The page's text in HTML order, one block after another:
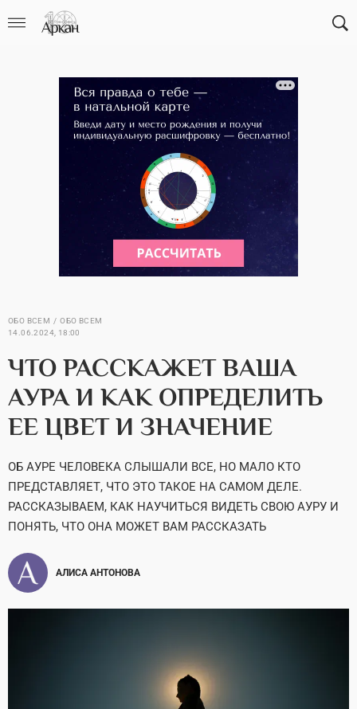
ОБО ВСЕМ
ОБО ВСЕМ
14.06.2024, 18:00
ЧТО РАССКАЖЕТ ВАША
АУРА И КАК ОПРЕДЕЛИТЬ
ЕЕ ЦВЕТ И ЗНАЧЕНИЕ
ОБ АУРЕ ЧЕЛОВЕКА СЛЫШАЛИ ВСЕ, НО МАЛО КТО
ПРЕДСТАВЛЯЕТ, ЧТО ЭТО ТАКОЕ НА САМОМ ДЕЛЕ.
РАССКАЗЫВАЕМ, КАК НАУЧИТЬСЯ ВИДЕТЬ СВОЮ АУРУ И
ПОНЯТЬ, ЧТО ОНА МОЖЕТ ВАМ РАССКАЗАТЬ
АЛИСА АНТОНОВА